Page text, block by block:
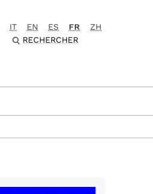
IT EN ES FR
ZH
RECHERCHER